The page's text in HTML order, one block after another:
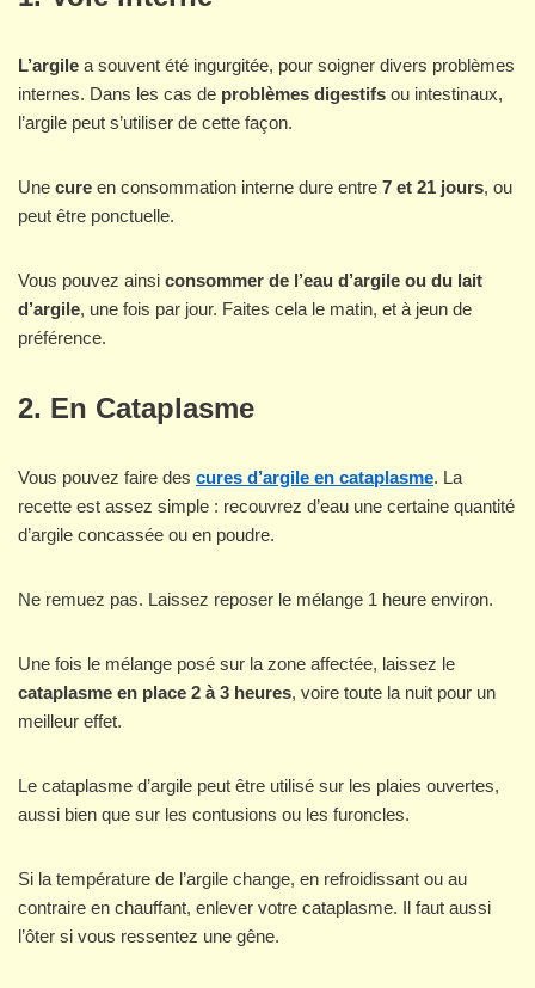
L’argile a souvent été ingurgitée, pour soigner divers problèmes
internes. Dans les cas de problèmes digestifs ou intestinaux,
l’argile peut s’utiliser de cette façon.
Une cure en consommation interne dure entre 7 et 21 jours, ou
peut être ponctuelle.
Vous pouvez ainsi consommer de l’eau d’argile ou du lait
d’argile, une fois par jour. Faites cela le matin, et à jeun de
préférence.
2. En Cataplasme
Vous pouvez faire des cures d’argile en cataplasme. La
recette est assez simple : recouvrez d’eau une certaine quantité
d’argile concassée ou en poudre.
Ne remuez pas. Laissez reposer le mélange 1 heure environ.
Une fois le mélange posé sur la zone affectée, laissez le
cataplasme en place 2 à 3 heures, voire toute la nuit pour un
meilleur effet.
Le cataplasme d’argile peut être utilisé sur les plaies ouvertes,
aussi bien que sur les contusions ou les furoncles.
Si la température de l’argile change, en refroidissant ou au
contraire en chauffant, enlever votre cataplasme. Il faut aussi
l’ôter si vous ressentez une gêne.